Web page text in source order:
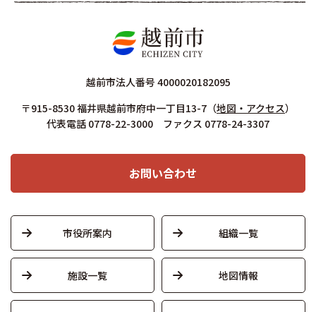
越前市法人番号 4000020182095
〒915-8530 福井県越前市府中一丁目13-7 （地図・アクセス）
代表電話 0778-22-3000 ファクス 0778-24-3307
お問い合わせ
市役所案内 組織一覧
施設一覧 地図情報